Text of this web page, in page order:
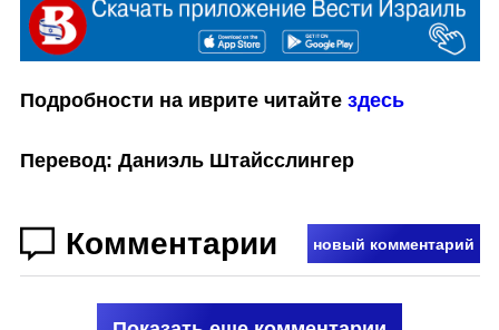
Подробности на иврите читайте здесь
Перевод: Даниэль Штайсслингер
Комментарии новый комментарий